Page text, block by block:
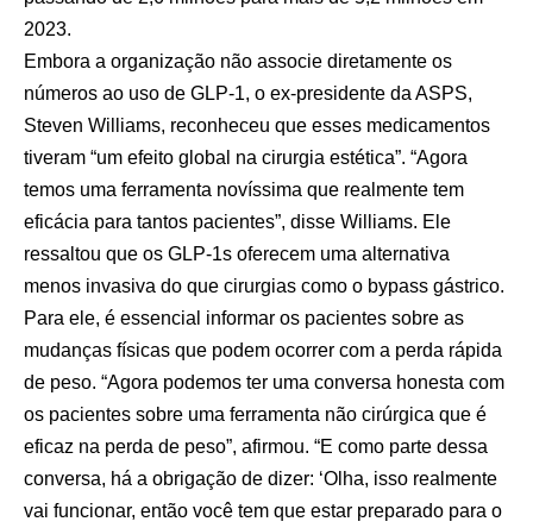
2023.
Embora a organização não associe diretamente os
números ao uso de GLP-1, o ex-presidente da ASPS,
Steven Williams, reconheceu que esses medicamentos
tiveram “um efeito global na cirurgia estética”. “Agora
temos uma ferramenta novíssima que realmente tem
eficácia para tantos pacientes”, disse Williams. Ele
ressaltou que os GLP-1s oferecem uma alternativa
menos invasiva do que cirurgias como o bypass gástrico.
Para ele, é essencial informar os pacientes sobre as
mudanças físicas que podem ocorrer com a perda rápida
de peso. “Agora podemos ter uma conversa honesta com
os pacientes sobre uma ferramenta não cirúrgica que é
eficaz na perda de peso”, afirmou. “E como parte dessa
conversa, há a obrigação de dizer: ‘Olha, isso realmente
vai funcionar, então você tem que estar preparado para o